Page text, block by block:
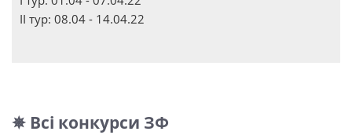
ІІ тур: 08.04 - 14.04.22
✵ Всі конкурси ЗФ